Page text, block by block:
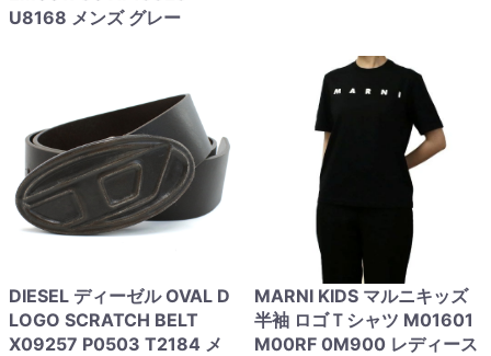
U8168 メンズ グレー
DIESEL ディーゼル OVAL D
LOGO SCRATCH BELT
X09257 P0503 T2184 メ
MARNI KIDS マルニキッズ
半袖 ロゴＴシャツ M01601
M00RF 0M900 レディース